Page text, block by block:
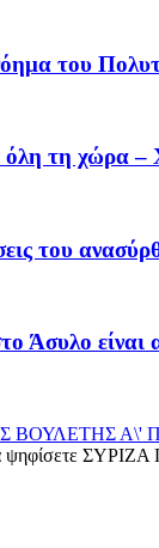
του
τη χώρα –
του
Άσυλο
ψηφίσετε